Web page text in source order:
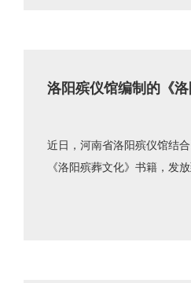
洛阳殡仪馆编制的《
近日，河南省洛阳殡仪馆结
《洛阳殡葬文化》书籍，发